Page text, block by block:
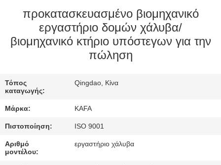
ΣΧΕΤΙΚΆ
ΕΜΆΣ
ΣΤΟ
ΕΡΓΟΣΤΆΣΙΟ
ΈΛΕΓΧΟΣ
ΠΟΙΌΤΗΤΑΣ
προκατασκευασμένο βιομηχανικό
εργαστήριο δομών χάλυβα/
βιομηχανικό κτήριο υπόστεγων για την
πώληση
Τόπος
καταγωγής:
Qingdao, Κίνα
Μάρκα: KAFA
Πιστοποίηση: ISO 9001
Αριθμό
μοντέλου:
εργαστήριο χάλυβα